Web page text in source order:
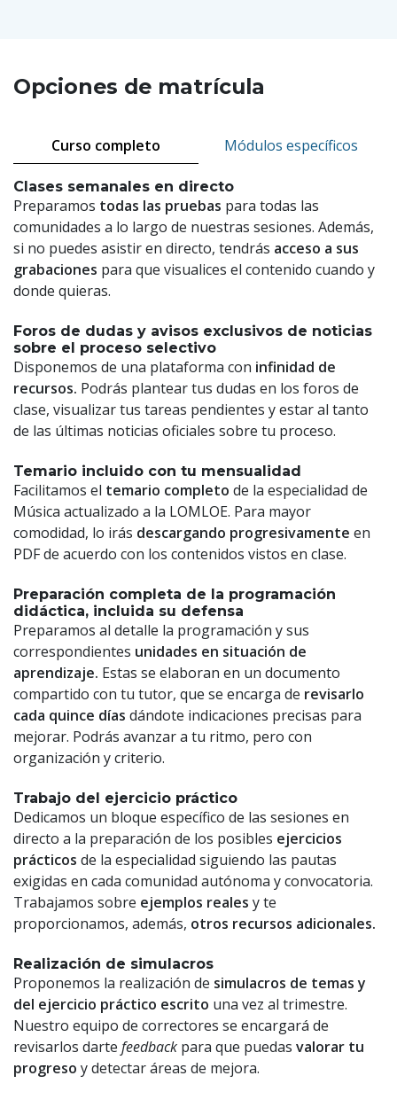
Opciones de matrícula
Curso completo Módulos específicos
Clases semanales en directo
Preparamos todas las pruebas para todas las
comunidades a lo largo de nuestras sesiones. Además,
si no puedes asistir en directo, tendrás acceso a sus
grabaciones para que visualices el contenido cuando y
donde quieras.
Foros de dudas y avisos exclusivos de noticias
sobre el proceso selectivo
Disponemos de una plataforma con infinidad de
recursos. Podrás plantear tus dudas en los foros de
clase, visualizar tus tareas pendientes y estar al tanto
de las últimas noticias oficiales sobre tu proceso.
Temario incluido con tu mensualidad
Facilitamos el temario completo de la especialidad de
Música actualizado a la LOMLOE. Para mayor
comodidad, lo irás descargando progresivamente en
PDF de acuerdo con los contenidos vistos en clase.
Preparación completa de la programación
didáctica, incluida su defensa
Preparamos al detalle la programación y sus
correspondientes unidades en situación de
aprendizaje. Estas se elaboran en un documento
compartido con tu tutor, que se encarga de revisarlo
cada quince días dándote indicaciones precisas para
mejorar. Podrás avanzar a tu ritmo, pero con
organización y criterio.
Trabajo del ejercicio práctico
Dedicamos un bloque específico de las sesiones en
directo a la preparación de los posibles ejercicios
prácticos de la especialidad siguiendo las pautas
exigidas en cada comunidad autónoma y convocatoria.
Trabajamos sobre ejemplos reales y te
proporcionamos, además, otros recursos adicionales.
Realización de simulacros
Proponemos la realización de simulacros de temas y
del ejercicio práctico escrito una vez al trimestre.
Nuestro equipo de correctores se encargará de
revisarlos darte feedback para que puedas valorar tu
progreso y detectar áreas de mejora.